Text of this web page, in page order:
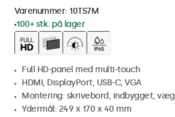
Varenummer: 10TS7M
100+ stk. på lager
Full HD-panel med multi-touch
HDMI, DisplayPort, USB-C, VGA
Montering: skrivebord, indbygget, væg
Ydermål: 249 x 170 x 40 mm